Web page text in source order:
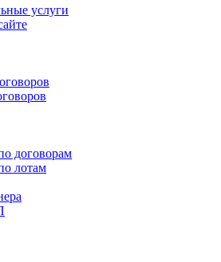
услуги
договорам
лотам